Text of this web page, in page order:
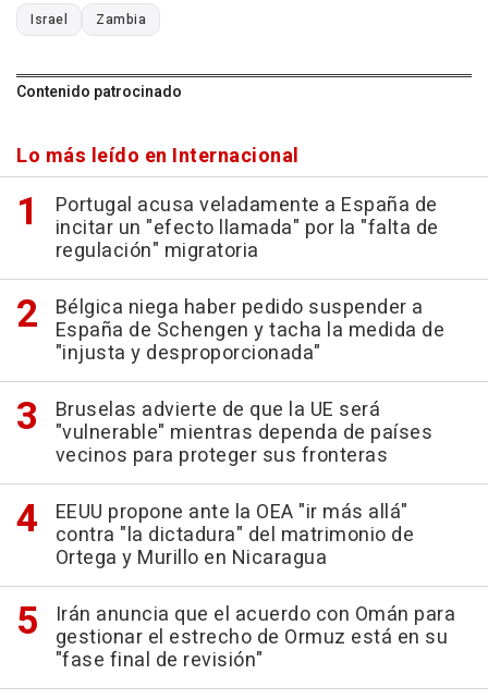
Israel Zambia
Contenido patrocinado
Lo más leído en Internacional
Portugal acusa veladamente a España de
incitar un "efecto llamada" por la "falta de
regulación" migratoria
Bélgica niega haber pedido suspender a
España de Schengen y tacha la medida de
"injusta y desproporcionada"
Bruselas advierte de que la UE será
"vulnerable" mientras dependa de países
vecinos para proteger sus fronteras
EEUU propone ante la OEA "ir más allá"
contra "la dictadura" del matrimonio de
Ortega y Murillo en Nicaragua
Irán anuncia que el acuerdo con Omán para
gestionar el estrecho de Ormuz está en su
"fase final de revisión"